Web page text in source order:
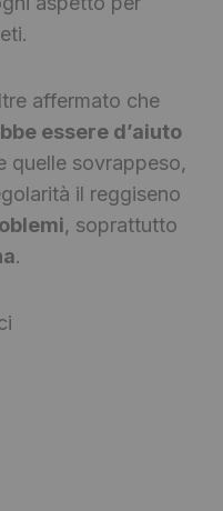
affermato che
essere d’aiuto
quelle sovrappeso,
il reggiseno
, soprattutto
.